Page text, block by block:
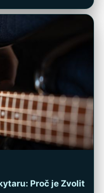
Proč je Zvolit